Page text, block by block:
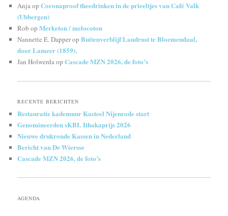
AnjaopCoronaproof theedrinken in de prieeltjes van Café Valk
(Ubbergen)
Rob opMerketon / melocoton
Nannette E. DapperopBuitenverblijf Landrust te Bloemendaal,
door Lameer (1859).
Jan HolwerdaopCascade MZN 2026, de foto’s
RECENTE BERICHTEN
Restauratie kademuur Kasteel Nijenrode start
Genomineerden sKBL Ithakaprijs 2026
Nieuwe drukronde Kassen in Nederland
Bericht van De Wiersse
Cascade MZN 2026, de foto’s
AGENDA